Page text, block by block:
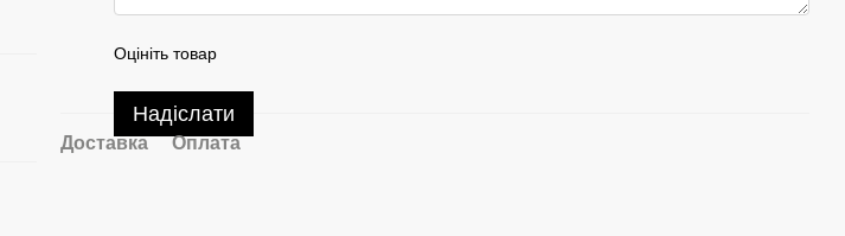
Оцініть товар
Надіслати
Доставка Оплата